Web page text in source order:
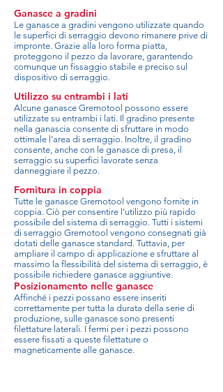
Ganasce a gradini
Le ganasce a gradini vengono utilizzate quando
le superfici di serraggio devono rimanere prive di
impronte. Grazie alla loro forma piatta,
proteggono il pezzo da lavorare, garantendo
comunque un fissaggio stabile e preciso sul
dispositivo di serraggio.
Utilizzo su entrambi i lati
Alcune ganasce Gremotool possono essere
utilizzate su entrambi i lati. Il gradino presente
nella ganascia consente di sfruttare in modo
ottimale l’area di serraggio. Inoltre, il gradino
consente, anche con le ganasce di presa, il
serraggio su superfici lavorate senza
danneggiare il pezzo.
Fornitura in coppia
Tutte le ganasce Gremotool vengono fornite in
coppia. Ciò per consentire l’utilizzo più rapido
possibile del sistema di serraggio. Tutti i sistemi
di serraggio Gremotool vengono consegnati già
dotati delle ganasce standard. Tuttavia, per
ampliare il campo di applicazione e sfruttare al
massimo la flessibilità del sistema di serraggio, è
possibile richiedere ganasce aggiuntive.
Posizionamento nelle ganasce
Affinché i pezzi possano essere inseriti
correttamente per tutta la durata della serie di
produzione, sulle ganasce sono presenti
filettature laterali. I fermi per i pezzi possono
essere fissati a queste filettature o
magneticamente alle ganasce.